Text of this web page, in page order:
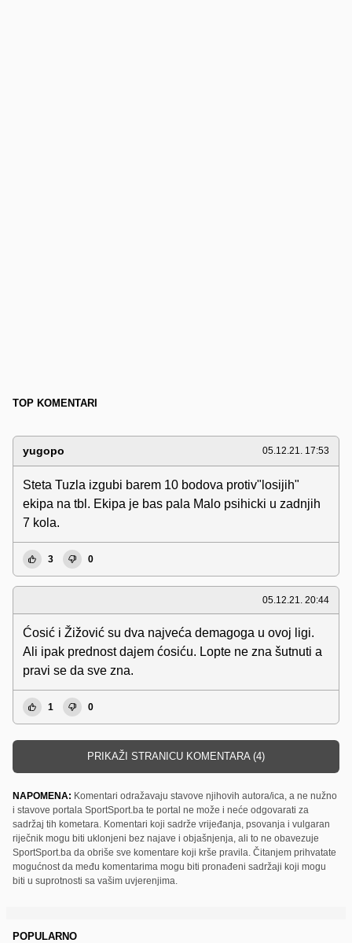
TOP KOMENTARI
yugopo 05.12.21. 17:53
Steta Tuzla izgubi barem 10 bodova protiv"losijih"
ekipa na tbl. Ekipa je bas pala Malo psihicki u zadnjih
7 kola.
3 0
05.12.21. 20:44
Ćosić i Žižović su dva najveća demagoga u ovoj ligi.
Ali ipak prednost dajem ćosiću. Lopte ne zna šutnuti a
pravi se da sve zna.
1 0
PRIKAŽI STRANICU KOMENTARA (4)
NAPOMENA: Komentari odražavaju stavove njihovih autora/ica, a ne nužno
i stavove portala SportSport.ba te portal ne može i neće odgovarati za
sadržaj tih kometara. Komentari koji sadrže vrijeđanja, psovanja i vulgaran
riječnik mogu biti uklonjeni bez najave i objašnjenja, ali to ne obavezuje
SportSport.ba da obriše sve komentare koji krše pravila. Čitanjem prihvatate
mogućnost da među komentarima mogu biti pronađeni sadržaji koji mogu
biti u suprotnosti sa vašim uvjerenjima.
POPULARNO